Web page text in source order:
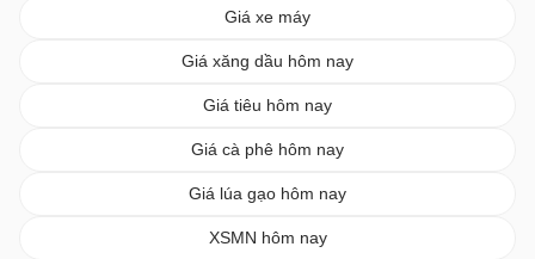
Giá xe máy
Giá xăng dầu hôm nay
Giá tiêu hôm nay
Giá cà phê hôm nay
Giá lúa gạo hôm nay
XSMN hôm nay